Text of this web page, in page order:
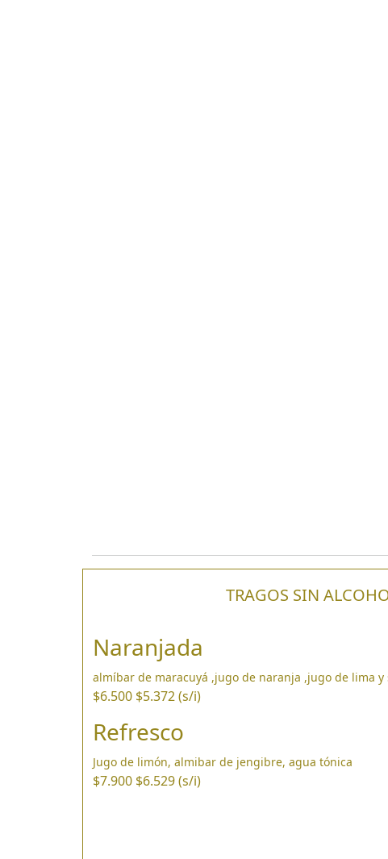
TRAGOS SIN
Naranjada
almíbar de maracuyá ,jugo de naranja ,jugo de lima y
$6.500 $5.372 (s/i)
Refresco
Jugo de limón, almibar de jengibre, agua tónica
$7.900 $6.529 (s/i)